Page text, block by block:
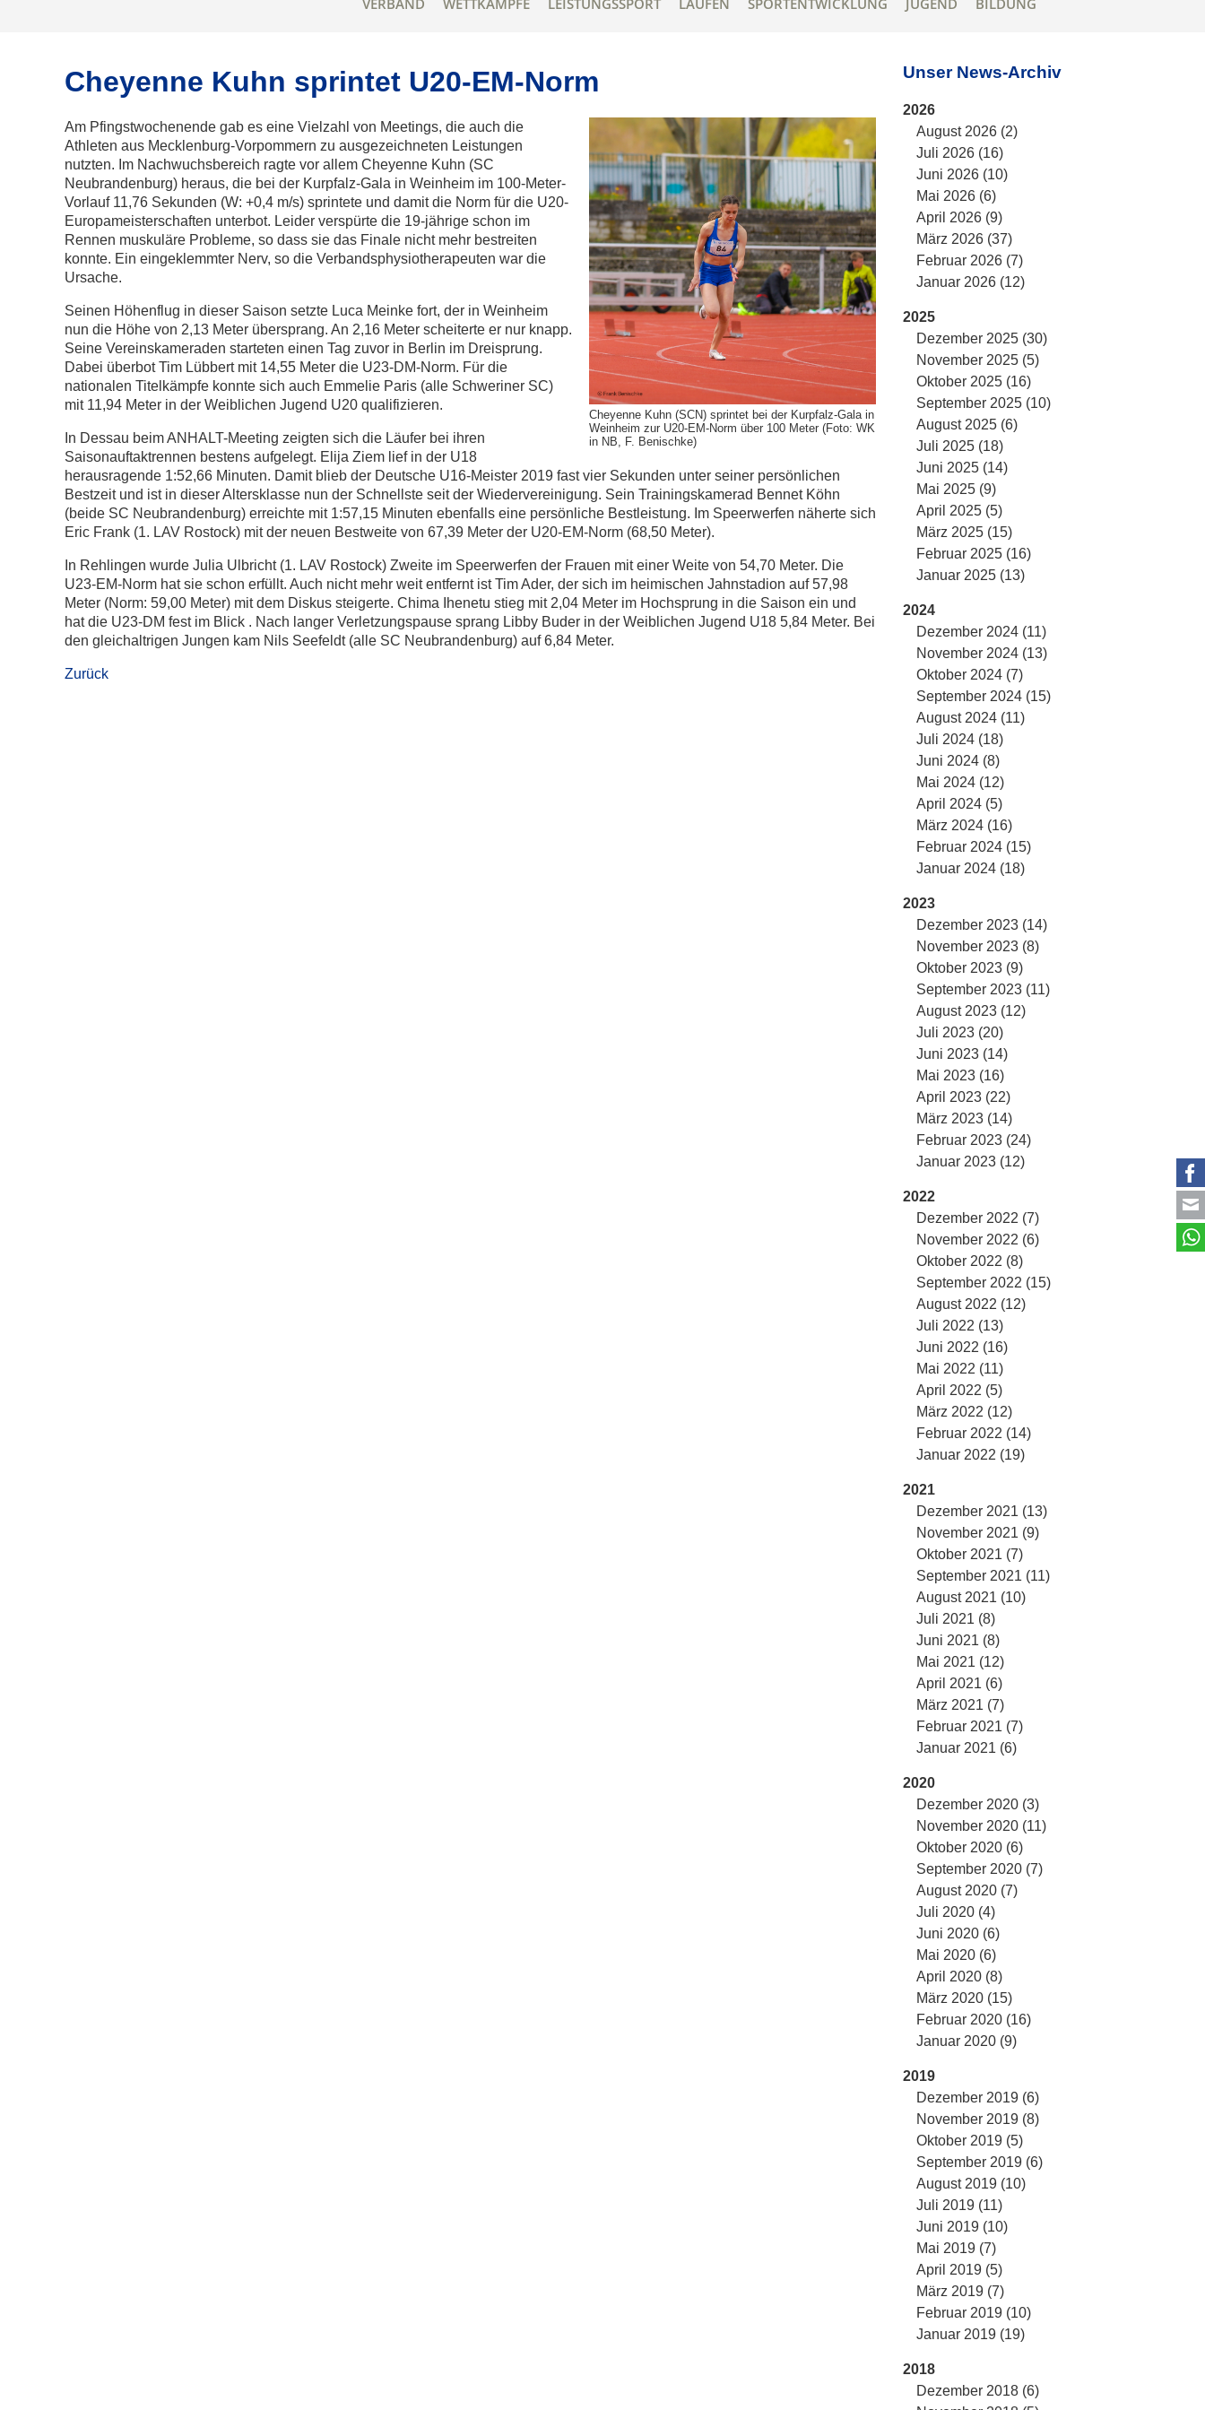
VERBAND WETTKÄMPFE LEISTUNGSSPORT LAUFEN SPORTENTWICKLUNG JUGEND BILDUNG
Cheyenne Kuhn sprintet U20-EM-Norm
Cheyenne Kuhn (SCN) sprintet bei der Kurpfalz-Gala in
Weinheim zur U20-EM-Norm über 100 Meter (Foto: WK
in NB, F. Benischke)
Am Pfingstwochenende gab es eine Vielzahl von Meetings, die auch die
Athleten aus Mecklenburg-Vorpommern zu ausgezeichneten Leistungen
nutzten. Im Nachwuchsbereich ragte vor allem Cheyenne Kuhn (SC
Neubrandenburg) heraus, die bei der Kurpfalz-Gala in Weinheim im 100-Meter-
Vorlauf 11,76 Sekunden (W: +0,4 m/s) sprintete und damit die Norm für die U20-
Europameisterschaften unterbot. Leider verspürte die 19-jährige schon im
Rennen muskuläre Probleme, so dass sie das Finale nicht mehr bestreiten
konnte. Ein eingeklemmter Nerv, so die Verbandsphysiotherapeuten war die
Ursache.
Seinen Höhenflug in dieser Saison setzte Luca Meinke fort, der in Weinheim
nun die Höhe von 2,13 Meter übersprang. An 2,16 Meter scheiterte er nur knapp.
Seine Vereinskameraden starteten einen Tag zuvor in Berlin im Dreisprung.
Dabei überbot Tim Lübbert mit 14,55 Meter die U23-DM-Norm. Für die
nationalen Titelkämpfe konnte sich auch Emmelie Paris (alle Schweriner SC)
mit 11,94 Meter in der Weiblichen Jugend U20 qualifizieren.
In Dessau beim ANHALT-Meeting zeigten sich die Läufer bei ihren
Saisonauftaktrennen bestens aufgelegt. Elija Ziem lief in der U18
herausragende 1:52,66 Minuten. Damit blieb der Deutsche U16-Meister 2019 fast vier Sekunden unter seiner persönlichen
Bestzeit und ist in dieser Altersklasse nun der Schnellste seit der Wiedervereinigung. Sein Trainingskamerad Bennet Köhn
(beide SC Neubrandenburg) erreichte mit 1:57,15 Minuten ebenfalls eine persönliche Bestleistung. Im Speerwerfen näherte sich
Eric Frank (1. LAV Rostock) mit der neuen Bestweite von 67,39 Meter der U20-EM-Norm (68,50 Meter).
In Rehlingen wurde Julia Ulbricht (1. LAV Rostock) Zweite im Speerwerfen der Frauen mit einer Weite von 54,70 Meter. Die
U23-EM-Norm hat sie schon erfüllt. Auch nicht mehr weit entfernt ist Tim Ader, der sich im heimischen Jahnstadion auf 57,98
Meter (Norm: 59,00 Meter) mit dem Diskus steigerte. Chima Ihenetu stieg mit 2,04 Meter im Hochsprung in die Saison ein und
hat die U23-DM fest im Blick . Nach langer Verletzungspause sprang Libby Buder in der Weiblichen Jugend U18 5,84 Meter. Bei
den gleichaltrigen Jungen kam Nils Seefeldt (alle SC Neubrandenburg) auf 6,84 Meter.
Zurück
Unser News-Archiv
2026
August 2026 (2)
Juli 2026 (16)
Juni 2026 (10)
Mai 2026 (6)
April 2026 (9)
März 2026 (37)
Februar 2026 (7)
Januar 2026 (12)
2025
Dezember 2025 (30)
November 2025 (5)
Oktober 2025 (16)
September 2025 (10)
August 2025 (6)
Juli 2025 (18)
Juni 2025 (14)
Mai 2025 (9)
April 2025 (5)
März 2025 (15)
Februar 2025 (16)
Januar 2025 (13)
2024
Dezember 2024 (11)
November 2024 (13)
Oktober 2024 (7)
September 2024 (15)
August 2024 (11)
Juli 2024 (18)
Juni 2024 (8)
Mai 2024 (12)
April 2024 (5)
März 2024 (16)
Februar 2024 (15)
Januar 2024 (18)
2023
Dezember 2023 (14)
November 2023 (8)
Oktober 2023 (9)
September 2023 (11)
August 2023 (12)
Juli 2023 (20)
Juni 2023 (14)
Mai 2023 (16)
April 2023 (22)
März 2023 (14)
Februar 2023 (24)
Januar 2023 (12)
2022
Dezember 2022 (7)
November 2022 (6)
Oktober 2022 (8)
September 2022 (15)
August 2022 (12)
Juli 2022 (13)
Juni 2022 (16)
Mai 2022 (11)
April 2022 (5)
März 2022 (12)
Februar 2022 (14)
Januar 2022 (19)
2021
Dezember 2021 (13)
November 2021 (9)
Oktober 2021 (7)
September 2021 (11)
August 2021 (10)
Juli 2021 (8)
Juni 2021 (8)
Mai 2021 (12)
April 2021 (6)
März 2021 (7)
Februar 2021 (7)
Januar 2021 (6)
2020
Dezember 2020 (3)
November 2020 (11)
Oktober 2020 (6)
September 2020 (7)
August 2020 (7)
Juli 2020 (4)
Juni 2020 (6)
Mai 2020 (6)
April 2020 (8)
März 2020 (15)
Februar 2020 (16)
Januar 2020 (9)
2019
Dezember 2019 (6)
November 2019 (8)
Oktober 2019 (5)
September 2019 (6)
August 2019 (10)
Juli 2019 (11)
Juni 2019 (10)
Mai 2019 (7)
April 2019 (5)
März 2019 (7)
Februar 2019 (10)
Januar 2019 (19)
2018
Dezember 2018 (6)